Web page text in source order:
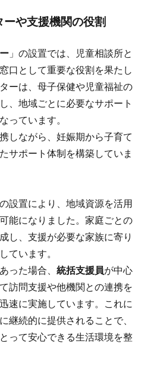
ーや支援機関の役割
」の設置では、児童相談所と
口として重要な役割を果たし
ーは、母子保健や児童福祉の
、地域ごとに必要なサポート
っています。
しながら、妊娠期から子育て
サポート体制を構築していま
設置により、地域資源を活用
能になりました。家庭ごとの
し、支援が必要な家族に寄り
ています。
った場合、統括支援員が中心
訪問支援や他機関との連携を
速に実施しています。これに
継続的に提供されることで、
って安心できる生活環境を整